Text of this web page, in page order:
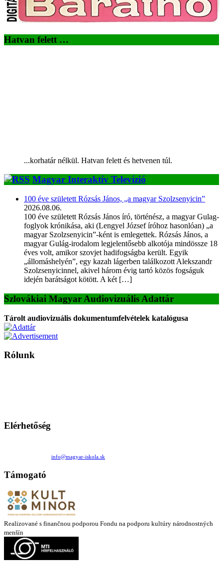
Hatvan felett …
...korhatár nélkül. Hatvan felett és hetvenen túl.
Magyar Interaktív Televízió
100 éve született Rózsás János, „a magyar Szolzsenyicin”
2026.08.06.
100 éve született Rózsás János író, történész, a magyar Gulag-
foglyok krónikása, aki (Lengyel József íróhoz hasonlóan) „a
magyar Szolzsenyicin”-ként is emlegettek. Rózsás János, a
magyar Gulág-irodalom legjelentősebb alkotója mindössze 18
éves volt, amikor szovjet hadifogságba került. Egyik
„állomáshelyén”, egy kazah lágerben találkozott Alekszandr
Szolzsenyicinnel, akivel három évig tartó közös fogságuk
idején barátságot kötött. A két […]
Szlovákiai Magyar Audiovizuális Adattár
Tárolt audiovizuális dokumentumfelvételek katalógusa
Rólunk
Elérhetőség
info@magyar-iskola.sk
Támogató
Realizované s finančnou podporou Fondu na podporu kultúry národnostných
menšín